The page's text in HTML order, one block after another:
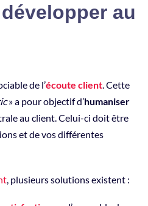
au
de l’écoute client . Cette
» a pour objectif d’humaniser
au client. Celui-ci doit être
et de vos différentes
, plusieurs solutions existent :